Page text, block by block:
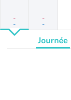
-
-
-
-
Journée